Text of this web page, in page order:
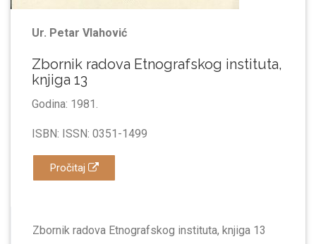
Ur. Petar Vlahović
Zbornik radova Etnografskog instituta,
knjiga 13
Godina: 1981.
ISBN: ISSN: 0351-1499
Pročitaj
Zbornik radova Etnografskog instituta, knjiga 13